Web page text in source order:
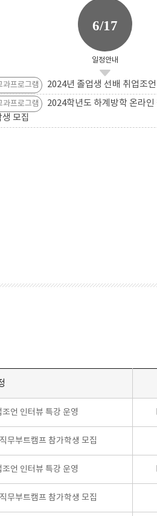
6/17
일정안내
과프로그램 2024년 졸업생 선배 취업조
과프로그램
2024학년도 하계방학 온라인
생 모집
언 인터뷰 특강 운영
무부트캠프 참가학생 모집
언 인터뷰 특강 운영
무부트캠프 참가학생 모집